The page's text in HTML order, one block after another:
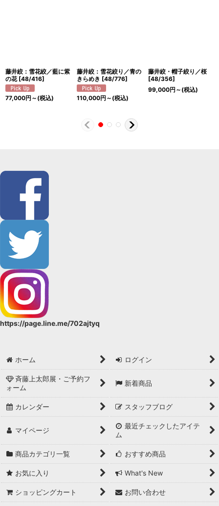
藤井絞：雪花絞／藍に紫
の花 [48/416]
77,000円 ～ (税込)
藤井絞：雪花絞り／青の
きらめき [48/776]
110,000円 ～ (税込)
藤井絞・帽子絞り／桜
[48/356]
99,000円 ～ (税込)
https://page.line.me/702ajtyq
ホーム ログイン
斉藤上太郎展・ご予約フ
ォーム
新着商品
カレンダー スタッフブログ
マイページ
最近チェックしたアイテ
ム
商品カテゴリ一覧 おすすめ商品
お気に入り What's New
ショッピングカート お問い合わせ